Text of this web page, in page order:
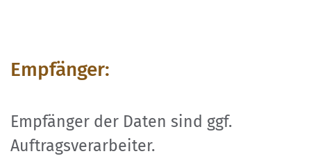
Empfänger:
Empfänger der Daten sind ggf.
Auftragsverarbeiter.